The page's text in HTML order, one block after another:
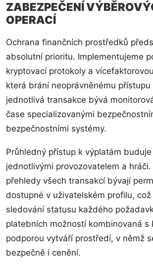
ZABEZPEČENÍ
OPERACÍ
Ochrana finančních prostředků
absolutní prioritu. Implementujeme
kryptovací protokoly a
která brání neoprávněnému
jednotlivá transakce bývá
čase specializovanými
bezpečnostními systémy.
Průhledný přístup k výplatám
jednotlivými provozovatelem a
přehledy všech transakcí bývají
dostupné v uživatelském profilu, což
sledování statusu každého
platebních možností kombinovaná s
podporou vytváří prostředí, v němž
bezpečně i cenění.